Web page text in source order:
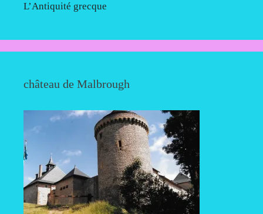
L’Antiquité grecque
château de Malbrough